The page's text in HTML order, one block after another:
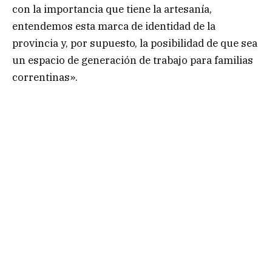
con la importancia que tiene la artesanía,
entendemos esta marca de identidad de la
provincia y, por supuesto, la posibilidad de que sea
un espacio de generación de trabajo para familias
correntinas».